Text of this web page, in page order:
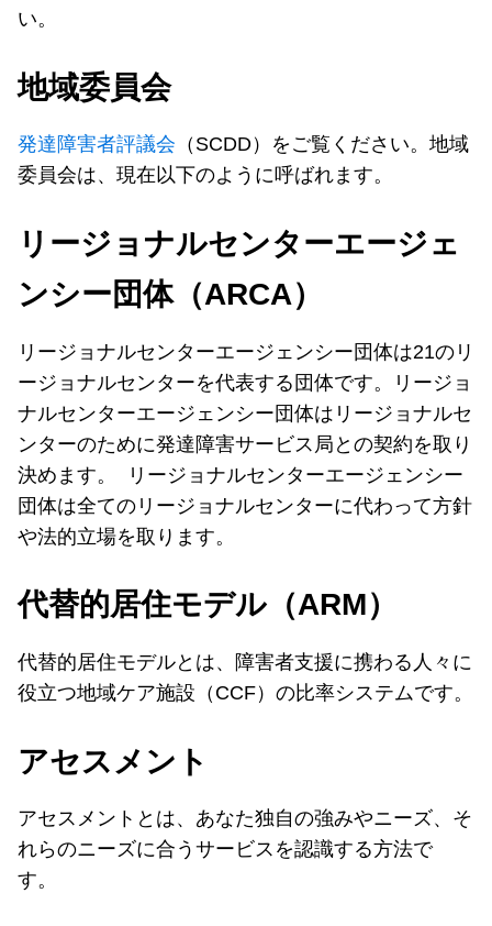
い。
地域委員会
発達障害者評議会 （SCDD）をご覧ください。地域
委員会は、現在以下のように呼ばれます。
リージョナルセンターエージェ
ンシー団体（ARCA）
リージョナルセンターエージェンシー団体は21のリ
ージョナルセンターを代表する団体です。リージョ
ナルセンターエージェンシー団体はリージョナルセ
ンターのために発達障害サービス局との契約を取り
決めます。 リージョナルセンターエージェンシー
団体は全てのリージョナルセンターに代わって方針
や法的立場を取ります。
代替的居住モデル（ARM）
代替的居住モデルとは、障害者支援に携わる人々に
役立つ地域ケア施設（CCF）の比率システムです。
アセスメント
アセスメントとは、あなた独自の強みやニーズ、そ
れらのニーズに合うサービスを認識する方法で
す。